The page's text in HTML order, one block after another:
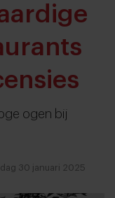
ogen bij
30 januari 2025